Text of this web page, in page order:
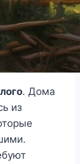
. Дома
из